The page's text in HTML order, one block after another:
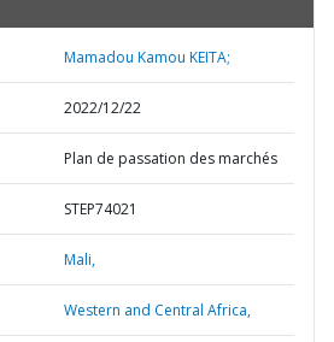
Mamadou Kamou KEITA;
2022/12/22
Plan de passation des marchés
STEP74021
Mali,
Western and Central Africa,